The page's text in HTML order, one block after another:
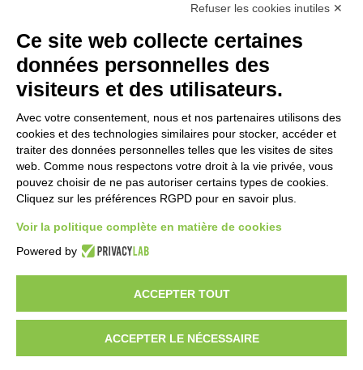
Voulez-vous être un distributeur GEM?
01544010463 | codice SDI A4707H7 |Privacy Policy|Cookie Policy|
credits
Refuser les cookies inutiles ✕
Ce site web collecte certaines
données personnelles des
visiteurs et des utilisateurs.
Avec votre consentement, nous et nos partenaires utilisons des
cookies et des technologies similaires pour stocker, accéder et
traiter des données personnelles telles que les visites de sites
web. Comme nous respectons votre droit à la vie privée, vous
pouvez choisir de ne pas autoriser certains types de cookies.
Cliquez sur les préférences RGPD pour en savoir plus.
Voir la politique complète en matière de cookies
Powered by
ACCEPTER TOUT
ACCEPTER LE NÉCESSAIRE